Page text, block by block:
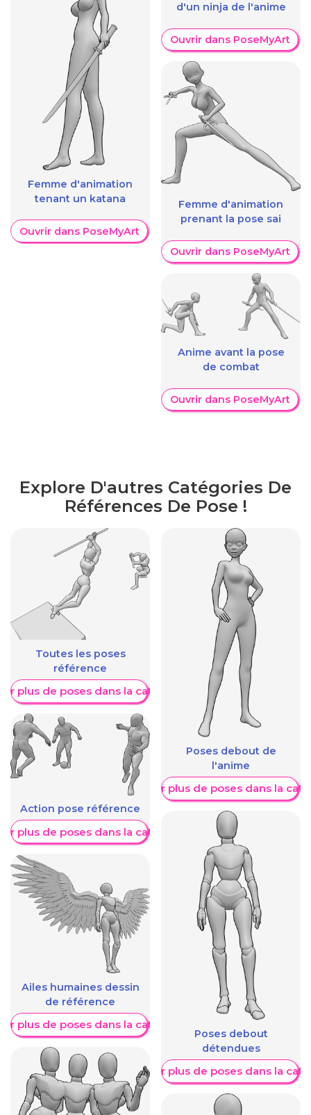
Femme d'animation
tenant un katana
Ouvrir dans PoseMyArt
d'un ninja de l'anime
Ouvrir dans PoseMyArt
Femme d'animation
prenant la pose sai
Ouvrir dans PoseMyArt
Anime avant la pose
de combat
Ouvrir dans PoseMyArt
Explore D'autres Catégories De
Références De Pose !
Toutes les poses
référence
plus de poses dans la catégorie
Action pose référence
plus de poses dans la catégorie
Ailes humaines dessin
de référence
plus de poses dans la catégorie
Poses debout de
l'anime
Afficher plus de poses dans la
Poses debout
détendues
Afficher plus de poses dans la